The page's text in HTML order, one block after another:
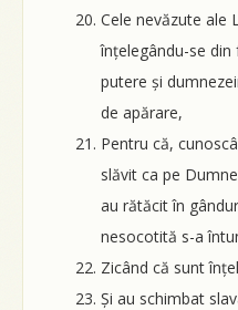
Cele nevăzute ale
înțelegându-se din
putere și
de apărare,
Pentru că,
slăvit ca pe
au rătăcit în
nesocotită s-a
Zicând că sunt
Și au schimbat